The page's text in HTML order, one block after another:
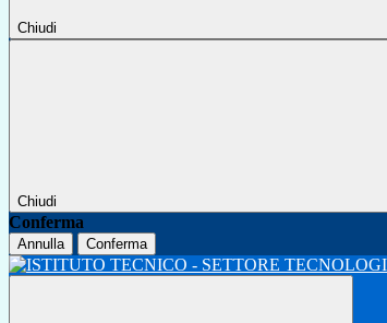
Chiudi
Chiudi
Conferma
Annulla Conferma